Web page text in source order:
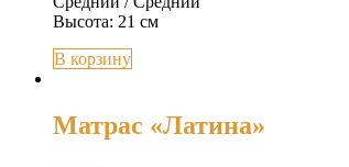
Высота: 21 см
В корзину
Матрас «Латина»